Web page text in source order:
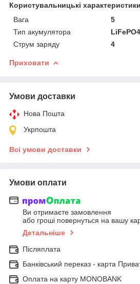
Користувальницькі характеристики
Вага
5
Тип акумулятора
LiFePO4
Струм заряду
4
Приховати
Умови доставки
Нова Пошта
Укрпошта
Всі умови доставки
Умови оплати
Ви отримаєте замовлення
або гроші повернуться на вашу
Детальніше
Післяплата
Банківський переказ - карта
Оплата на карту MONOBANK